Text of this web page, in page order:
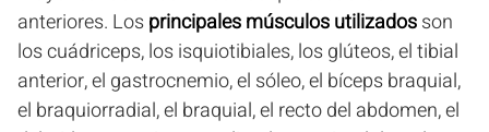
anteriores. Losprincipales músculos utilizadosson
los cuádriceps, los isquiotibiales, los glúteos, el tibial
anterior, el gastrocnemio, el sóleo, el bíceps braquial,
el braquiorradial, el braquial, el recto del abdomen, el